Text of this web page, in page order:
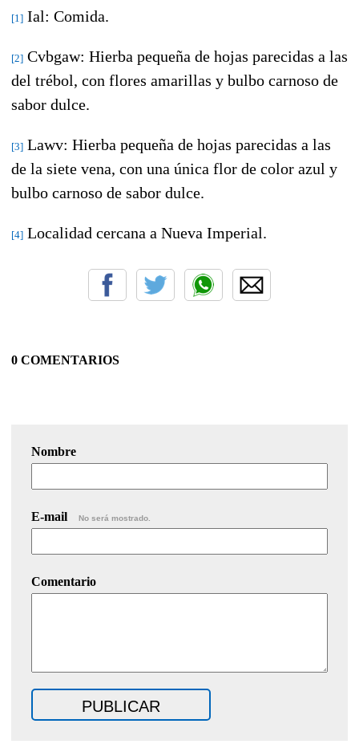
[1] Ial: Comida.
[2] Cvbgaw: Hierba pequeña de hojas parecidas a las
del trébol, con flores amarillas y bulbo carnoso de
sabor dulce.
[3] Lawv: Hierba pequeña de hojas parecidas a las
de la siete vena, con una única flor de color azul y
bulbo carnoso de sabor dulce.
[4] Localidad cercana a Nueva Imperial.
0 COMENTARIOS
Nombre
E-mail No será mostrado.
Comentario